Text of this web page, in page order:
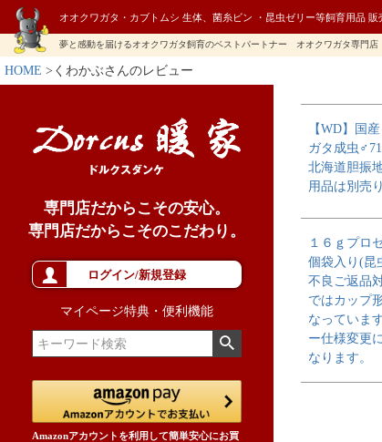
オオクワガタ・カブトムシ 生体、菌糸ビン ・昆虫ゼリー等飼育用品
夢と感動を届けるオオクワガタ飼育のベストパートナー オオクワガタ専門
HOME くわかぶさんのレビュー
専門店だからこその安心。
専門店だからこそのこだわり。
ログイン/新規登録
マイページ特典・便利機能
Amazonアカウントを利用して簡単安心にお買
【WD】国
ガタ成虫
北海道胆振
用品は別売
１６ｇプロ
個袋入り(
不良ご返品
ではカップ
なっていま
ー仕様変更
なります。